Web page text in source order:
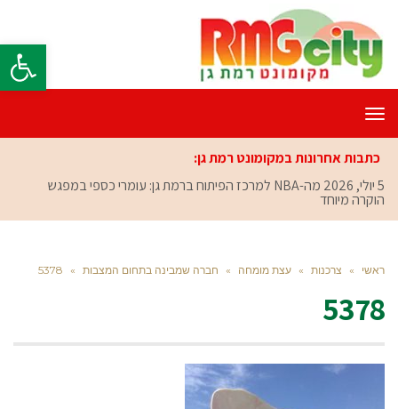
פתח
תפריט
כתבות אחרונות במקומונט רמת גן:
5 יולי, 2026
מה-NBA למרכז הפיתוח ברמת גן: עומרי כספי במפגש
הוקרה מיוחד
ראשי » צרכנות » עצת מומחה » חברה שמבינה בתחום המצבות »
5378
5378